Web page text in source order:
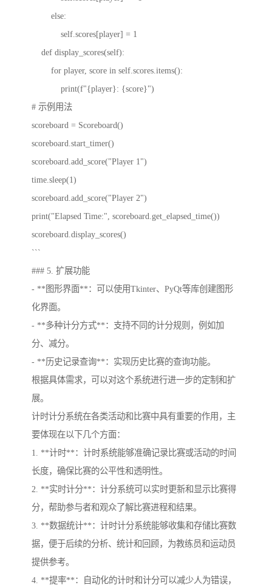
else:
self.scores[player] = 1
def display_scores(self):
for player, score in self.scores.items():
print(f"{player}: {score}")
# 示例用法
scoreboard = Scoreboard()
scoreboard.start_timer()
scoreboard.add_score("Player 1")
time.sleep(1)
scoreboard.add_score("Player 2")
print("Elapsed Time:", scoreboard.get_elapsed_time())
scoreboard.display_scores()
```
### 5. 扩展功能
- **图形界面**：可以使用Tkinter、PyQt等库创建图形
化界面。
- **多种计分方式**：支持不同的计分规则，例如加
分、减分。
- **历史记录查询**：实现历史比赛的查询功能。
根据具体需求，可以对这个系统进行进一步的定制和扩
展。
计时计分系统在各类活动和比赛中具有重要的作用，主
要体现在以下几个方面：
1. **计时**：计时系统能够准确记录比赛或活动的时间
长度，确保比赛的公平性和透明性。
2. **实时计分**：计分系统可以实时更新和显示比赛得
分，帮助参与者和观众了解比赛进程和结果。
3. **数据统计**：计时计分系统能够收集和存储比赛数
据，便于后续的分析、统计和回顾，为教练员和运动员
提供参考。
4. **提率**：自动化的计时和计分可以减少人为错误，